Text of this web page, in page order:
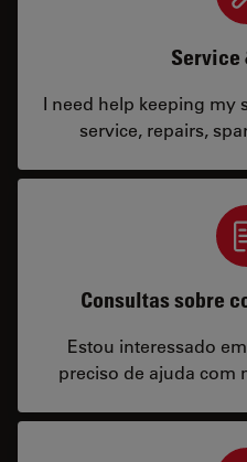
Service
I need help keeping my
service, repairs,
Consultas sobre
Estou interessado
preciso de ajuda com